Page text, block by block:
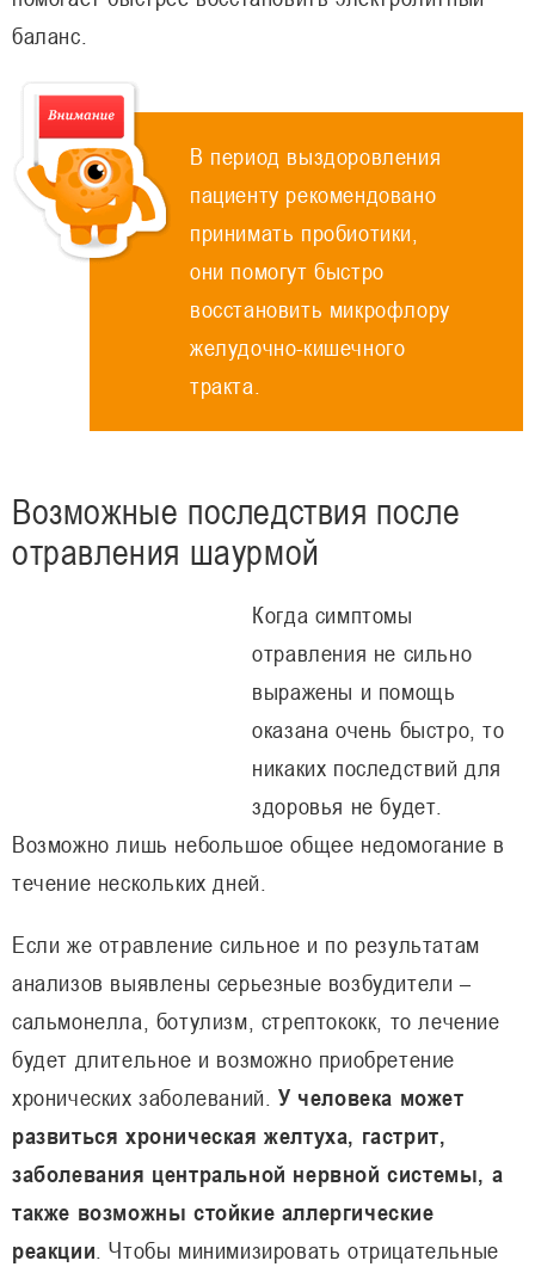
баланс.
В период выздоровления
пациенту рекомендовано
принимать пробиотики,
они помогут быстро
восстановить микрофлору
желудочно-кишечного
тракта.
Возможные последствия после
отравления шаурмой
Когда симптомы
отравления не сильно
выражены и помощь
оказана очень быстро, то
никаких последствий для
здоровья не будет.
Возможно лишь небольшое общее недомогание в
течение нескольких дней.
Если же отравление сильное и по результатам
анализов выявлены серьезные возбудители –
сальмонелла, ботулизм, стрептококк, то лечение
будет длительное и возможно приобретение
хронических заболеваний.У человека может
развиться хроническая желтуха, гастрит,
заболевания центральной нервной системы, а
также возможны стойкие аллергические
реакции . Чтобы минимизировать отрицательные